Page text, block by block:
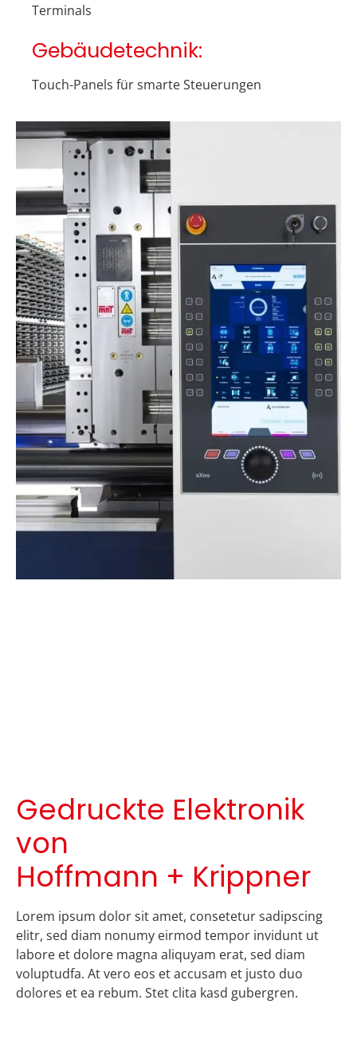
Terminals
Gebäudetechnik:
Touch-Panels für smarte Steuerungen
Gedruckte Elektronik
von
Hoffmann + Krippner
Lorem ipsum dolor sit amet, consetetur sadipscing
elitr, sed diam nonumy eirmod tempor invidunt ut
labore et dolore magna aliquyam erat, sed diam
voluptudfa. At vero eos et accusam et justo duo
dolores et ea rebum. Stet clita kasd gubergren.